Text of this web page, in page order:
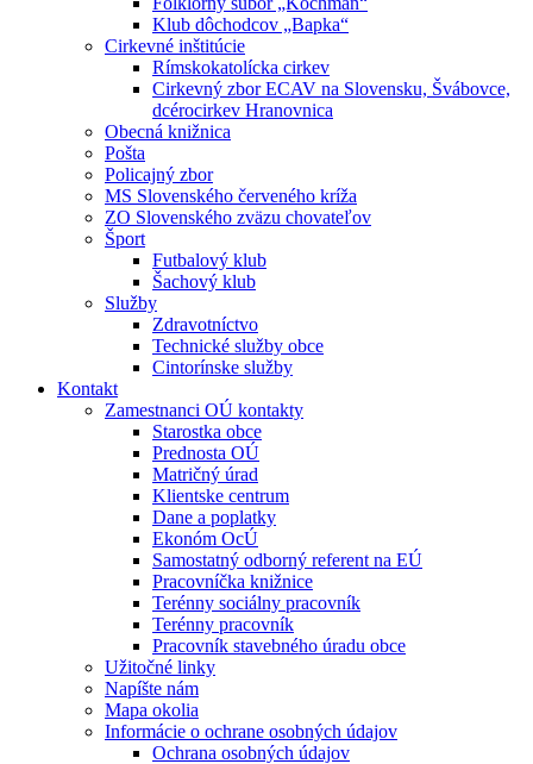
Klub dôchodcov „Bapka“
Cirkevné inštitúcie
Rímskokatolícka cirkev
Cirkevný zbor ECAV na Slovensku, Švábovce,
dcérocirkev Hranovnica
Obecná knižnica
Pošta
Policajný zbor
MS Slovenského červeného kríža
ZO Slovenského zväzu chovateľov
Šport
Futbalový klub
Šachový klub
Služby
Zdravotníctvo
Technické služby obce
Cintorínske služby
Kontakt
Zamestnanci OÚ kontakty
Starostka obce
Prednosta OÚ
Matričný úrad
Klientske centrum
Dane a poplatky
Ekonóm OcÚ
Samostatný odborný referent na EÚ
Pracovníčka knižnice
Terénny sociálny pracovník
Terénny pracovník
Pracovník stavebného úradu obce
Užitočné linky
Napíšte nám
Mapa okolia
Informácie o ochrane osobných údajov
Ochrana osobných údajov